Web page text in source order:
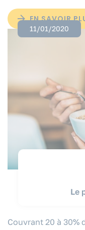
EN SAVOIR
11/01/2020
Le
Couvrant 20 à 30%